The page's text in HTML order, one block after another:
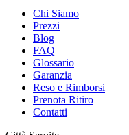
Chi Siamo
Prezzi
Blog
FAQ
Glossario
Garanzia
Reso e Rimborsi
Prenota Ritiro
Contatti